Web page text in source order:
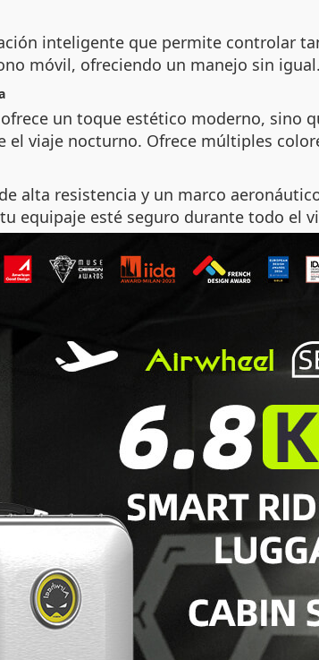
inteligente que permite controlar
móvil, ofreciendo un manejo sin igual.
un toque estético moderno, sino
viaje nocturno. Ofrece múltiples
alta resistencia y un marco
equipaje esté seguro durante todo el